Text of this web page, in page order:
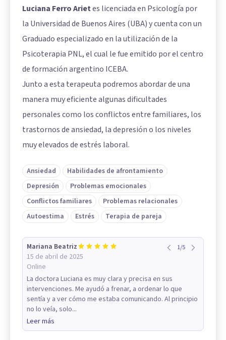
Luciana Ferro Arietes licenciada en Psicología por
la Universidad de Buenos Aires (UBA) y cuenta con un
Graduado especializado en la utilización de la
Psicoterapia PNL, el cual le fue emitido por el centro
de formación argentino ICEBA.
Junto a esta terapeuta podremos abordar de una
manera muy eficiente algunas dificultades
personales como los conflictos entre familiares, los
trastornos de ansiedad, la depresión o los niveles
muy elevados de estrés laboral.
Ansiedad
Habilidades de afrontamiento
Depresión
Problemas emocionales
Conflictos familiares
Problemas relacionales
Autoestima
Estrés Terapia de pareja
Mariana Beatriz
15 de abril de 2025
Online
1/5
La doctora Luciana es muy clara y precisa en sus
intervenciones. Me ayudó a frenar, a ordenar lo que
sentía y a ver cómo me estaba comunicando. Al principio
no lo veía, solo...
Leer más